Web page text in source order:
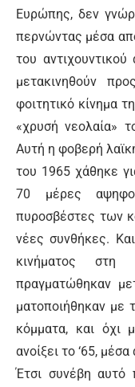
Ευρώπης, δεν
περνώντας μέσα
του
μετακινηθούν
φοιτητικό κίνημα
«χρυσή νεολαία»
Αυτή η φοβερή
του 1965 χάθηκε
70 μέρες
πυροσβέστες των
νέες συνθήκες.
κινήματος στη
πραγματώθηκαν
ματοποιήθηκαν με
κόμματα, και όχι
ανοίξει το ‘65,
Έτσι συνέβη αυτό